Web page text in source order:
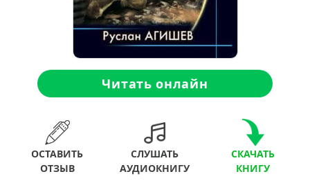
Читать онлайн
ОСТАВИТЬ
ОТЗЫВ
СЛУШАТЬ
АУДИОКНИГУ
СКАЧАТЬ
КНИГУ